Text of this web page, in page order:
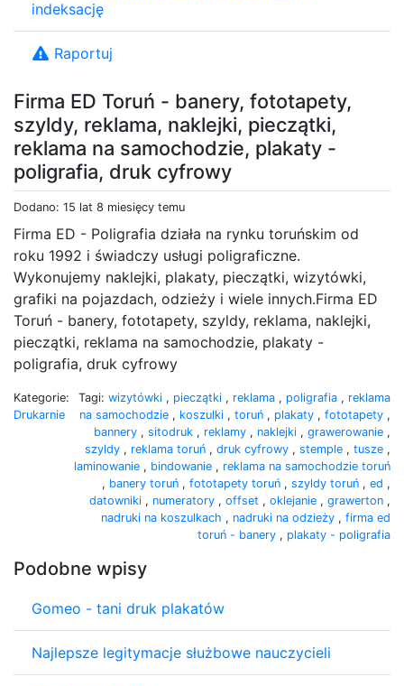
Firma ED Toruń - banery, fototapety,
szyldy, reklama, naklejki, pieczątki,
reklama na samochodzie, plakaty -
poligrafia, druk cyfrowy
Dodano: 15 lat 8 miesięcy temu
Firma ED - Poligrafia działa na rynku toruńskim od
roku 1992 i świadczy usługi poligraficzne.
Wykonujemy naklejki, plakaty, pieczątki, wizytówki,
grafiki na pojazdach, odzieży i wiele innych.Firma ED
Toruń - banery, fototapety, szyldy, reklama, naklejki,
pieczątki, reklama na samochodzie, plakaty -
poligrafia, druk cyfrowy
Kategorie:
Drukarnie
Tagi: wizytówki , pieczątki , reklama , poligrafia , reklama
na samochodzie , koszulki , toruń , plakaty , fototapety ,
bannery , sitodruk , reklamy , naklejki , grawerowanie ,
szyldy , reklama toruń , druk cyfrowy , stemple , tusze ,
laminowanie , bindowanie , reklama na samochodzie toruń
, banery toruń , fototapety toruń , szyldy toruń , ed ,
datowniki , numeratory , offset , oklejanie , grawerton ,
nadruki na koszulkach , nadruki na odzieży , firma ed
toruń - banery , plakaty - poligrafia
Podobne wpisy
Gomeo - tani druk plakatów
Najlepsze legitymacje służbowe nauczycieli
indeksację
Raportuj